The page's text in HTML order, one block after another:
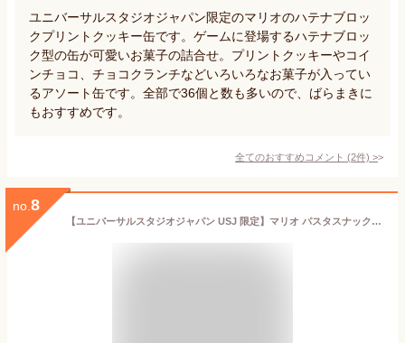
ユニバーサルスタジオジャパン限定のマリオのハテナブロッ
クプリントクッキー缶です。ゲームに登場するハテナブロッ
ク型の缶が可愛いお菓子の詰合せ。プリントクッキーやコイ
ンチョコ、チョコクランチなどいろいろなお菓子が入ってい
るアソート缶です。全部で36個と数も多いので、ばらまきに
もおすすめです。
全てのおすすめコメント (2件) >
no. 8
【ユニバーサルスタジオジャパン USJ 限定】マリオ パスタスナック(ソルト味) スーパー ニンテンドー ワールド お土産 お菓子 ユニバ グッズ プレゼント